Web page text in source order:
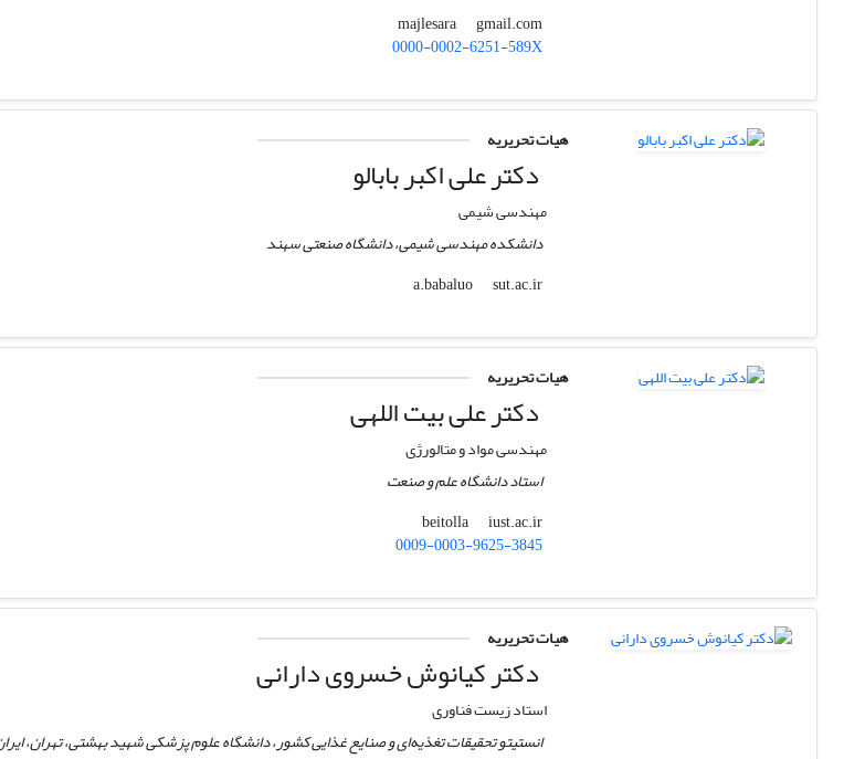
majlesara
gmail.com
0000-0002-6251-589X
هیات تحریریه
دکتر علی اکبر بابالو
مهندسی شیمی
دانشکده مهندسی شیمی، دانشگاه صنعتی سهند
a.babaluo
sut.ac.ir
هیات تحریریه
دکتر علی بیت اللهی
مهندسی مواد و متالورژی
استاد دانشگاه علم و صنعت
beitolla
iust.ac.ir
0009-0003-9625-3845
هیات تحریریه
دکتر کیانوش خسروی دارانی
استاد زیست فناوری
انستیتو تحقیقات تغذیه‌ای و صنایع غذایی کشور، دانشگاه علوم پزشکی شهید بهشتی، تهران،